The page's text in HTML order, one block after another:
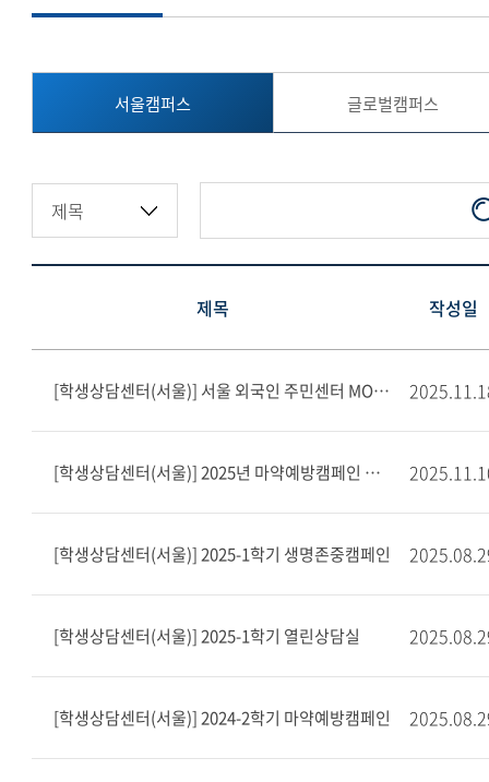
서울캠퍼스 글로벌캠퍼스
제목 작성일
[학생상담센터(서울)] 서울 외국인 주민센터 MOU 협약식
[학생상담센터(서울)] 2025년 마약예방캠페인 진행 사진
[학생상담센터(서울)] 2025-1학기 생명존중캠페인
[학생상담센터(서울)] 2025-1학기 열린상담실
[학생상담센터(서울)] 2024-2학기 마약예방캠페인